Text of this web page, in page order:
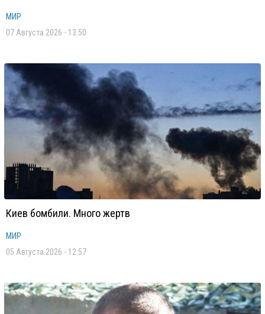
МИР
07 Августа 2026 - 13:50
Киев бомбили. Много жертв
МИР
05 Августа 2026 - 12:57